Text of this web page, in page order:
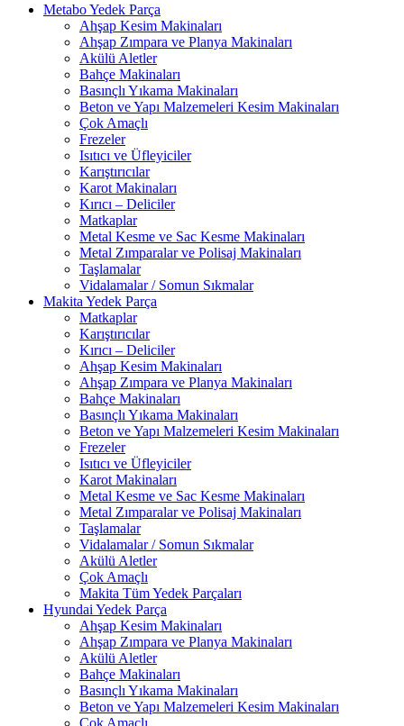
Metabo Yedek Parça
Ahşap Kesim Makinaları
Ahşap Zımpara ve Planya Makinaları
Akülü Aletler
Bahçe Makinaları
Basınçlı Yıkama Makinaları
Beton ve Yapı Malzemeleri Kesim Makinaları
Çok Amaçlı
Frezeler
Isıtıcı ve Üfleyiciler
Karıştırıcılar
Karot Makinaları
Kırıcı – Deliciler
Matkaplar
Metal Kesme ve Sac Kesme Makinaları
Metal Zımparalar ve Polisaj Makinaları
Taşlamalar
Vidalamalar / Somun Sıkmalar
Makita Yedek Parça
Matkaplar
Karıştırıcılar
Kırıcı – Deliciler
Ahşap Kesim Makinaları
Ahşap Zımpara ve Planya Makinaları
Bahçe Makinaları
Basınçlı Yıkama Makinaları
Beton ve Yapı Malzemeleri Kesim Makinaları
Frezeler
Isıtıcı ve Üfleyiciler
Karot Makinaları
Metal Kesme ve Sac Kesme Makinaları
Metal Zımparalar ve Polisaj Makinaları
Taşlamalar
Vidalamalar / Somun Sıkmalar
Akülü Aletler
Çok Amaçlı
Makita Tüm Yedek Parçaları
Hyundai Yedek Parça
Ahşap Kesim Makinaları
Ahşap Zımpara ve Planya Makinaları
Akülü Aletler
Bahçe Makinaları
Basınçlı Yıkama Makinaları
Beton ve Yapı Malzemeleri Kesim Makinaları
Çok Amaçlı